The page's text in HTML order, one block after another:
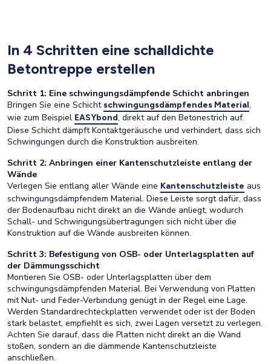
In 4 Schritten eine schalldichte
Betontreppe erstellen
Schritt 1: Eine schwingungsdämpfende Schicht anbringen
Bringen Sie eine Schichtschwingungsdämpfendes Material,
wie zum Beispiel EASYbond, direkt auf den Betonestrich auf.
Diese Schicht dämpft Kontaktgeräusche und verhindert, dass sich
Schwingungen durch die Konstruktion ausbreiten.
Schritt 2: Anbringen einer Kantenschutzleiste entlang der
Wände
Verlegen Sie entlang aller Wände eine Kantenschutzleiste aus
schwingungsdämpfendem Material. Diese Leiste sorgt dafür, dass
der Bodenaufbau nicht direkt an die Wände anliegt, wodurch
Schall- und Schwingungsübertragungen sich nicht über die
Konstruktion auf die Wände ausbreiten können.
Schritt 3: Befestigung von OSB- oder Unterlagsplatten auf
der Dämmungsschicht
Montieren Sie OSB- oder Unterlagsplatten über dem
schwingungsdämpfenden Material. Bei Verwendung von Platten
mit Nut- und Feder-Verbindung genügt in der Regel eine Lage.
Werden Standardrechteckplatten verwendet oder ist der Boden
stark belastet, empfiehlt es sich, zwei Lagen versetzt zu verlegen.
Achten Sie darauf, dass die Platten nicht direkt an die Wand
stoßen, sondern an die dämmende Kantenschutzleiste
anschließen.